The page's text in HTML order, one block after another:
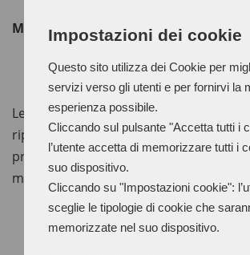
Impostazioni dei cookie
Questo sito utilizza dei Cookie per
servizi verso gli utenti e per fornirvi la
esperienza possibile.
Cliccando sul pulsante "Accetta tutti i
l’utente accetta di memorizzare tutti i
suo dispositivo.
Cliccando su "Impostazioni cookie":
sceglie le tipologie di cookie che
memorizzate nel suo dispositivo.
MATITE DI RITOCCO
Le matite di ritoccosono matite di
riparare le pelli rovinate durante il
produzione. Disponibili in 50 colori in
matite.